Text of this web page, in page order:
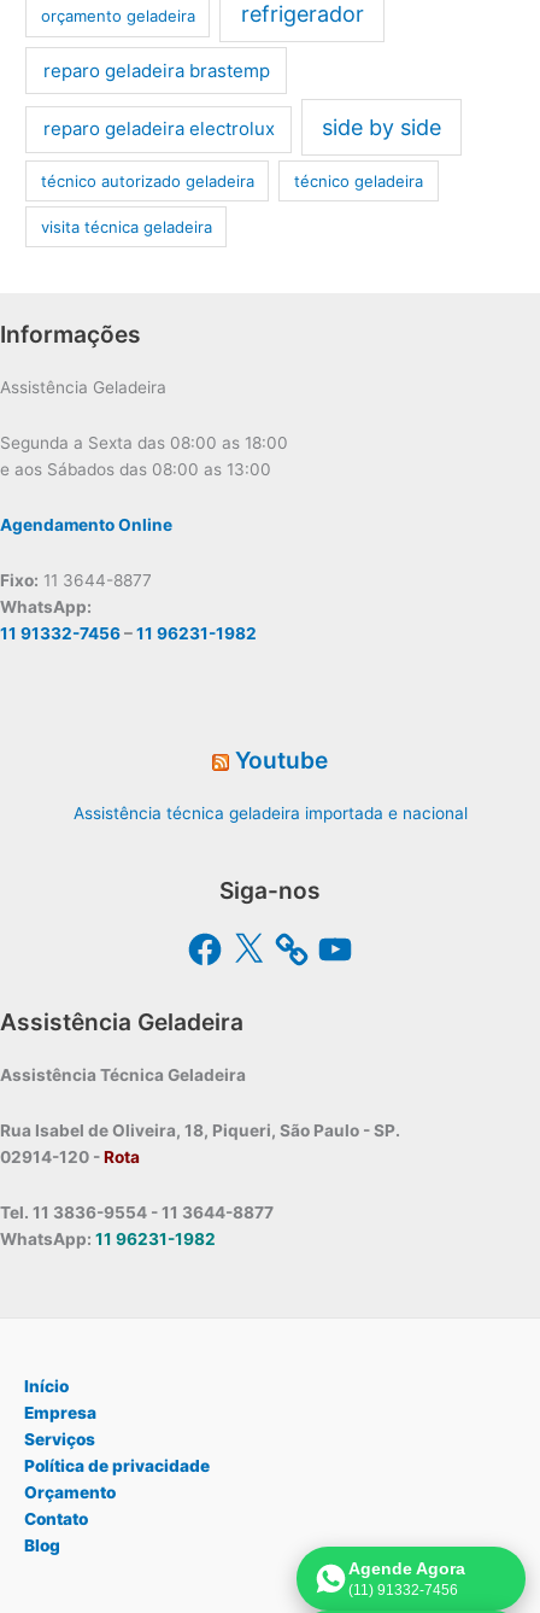
orçamento geladeira refrigerador
reparo geladeira brastemp
reparo geladeira electrolux side by side
técnico autorizado geladeira técnico geladeira
visita técnica geladeira
Informações
Assistência Geladeira
Segunda a Sexta das 08:00 as 18:00
e aos Sábados das 08:00 as 13:00
Agendamento Online
Fixo: 11 3644-8877
WhatsApp:
11 91332-7456–11 96231-1982
Youtube
Assistência técnica geladeira importada e nacional
Siga-nos
Facebook
X YouTube
Assistência Geladeira
Assistência Técnica Geladeira
Rua Isabel de Oliveira, 18, Piqueri, São Paulo - SP.
02914-120 -Rota
Tel. 11 3836-9554 - 11 3644-8877
WhatsApp: 11 96231-1982
Início
Empresa
Serviços
Política de privacidade
Orçamento
Contato
Blog
Agende Agora
(11) 91332-7456